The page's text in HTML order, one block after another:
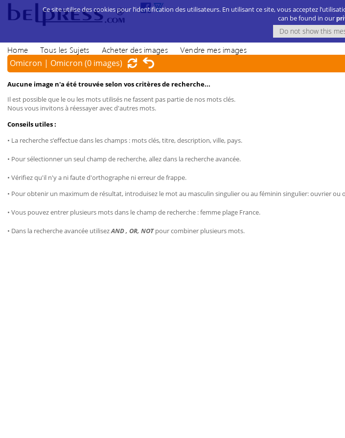
Home Tous les Sujets Acheter des images Vendre mes images
Omicron | Omicron (0 images)
Aucune image n'a été trouvée selon vos critères de recherche...
Il est possible que le ou les mots utilisés ne fassent pas partie de nos mots clés.
Nous vous invitons à réessayer avec d'autres mots.
Conseils utiles :
• La recherche s’effectue dans les champs : mots clés, titre, description, ville, pays.
• Pour sélectionner un seul champ de recherche, allez dans la recherche avancée.
• Vérifiez qu'il n'y a ni faute d'orthographe ni erreur de frappe.
• Pour obtenir un maximum de résultat, introduisez le mot au masculin singulier ou au féminin singulier: ouvrier ou
• Vous pouvez entrer plusieurs mots dans le champ de recherche : femme plage France.
• Dans la recherche avancée utilisezAND , OR, NOTpour combiner plusieurs mots.
Ce site utilise des cookies pour l’identification des utilisateurs. En utilisant ce site, vous acceptez
can be found in our